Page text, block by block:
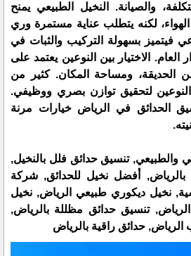
والصيانة. النخيل الطبيعي يمنح
لكنه يتطلب عناية مستمرة وري
فيتميز بسهولة التركيب والثبات في
الاختيار بين النوعين يعتمد على
الحديقة، ومساحة المكان. كثير من
لتحقيق توازن بصري ووظيفي.
الحدائق في الرياض خيارات مرنة
والطبيعي, تنسيق حدائق فلل بالنخيل,
بالرياض, أفضل نخيل للحدائق, شركة
نخيل ديكوري طبيعي الرياض, نخيل
تنسيق حدائق مظللة بالرياض,
حدائق راقية بالرياض